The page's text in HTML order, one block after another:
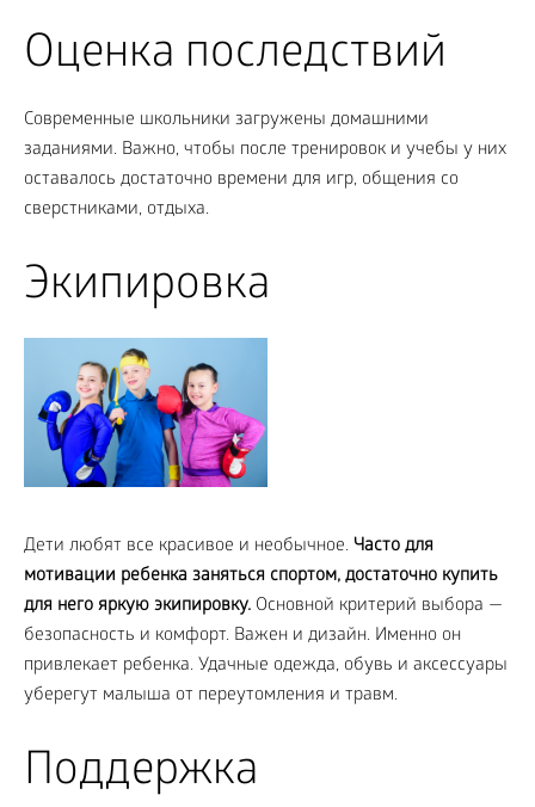
Оценка последствий
Современные школьники загружены домашними
заданиями. Важно, чтобы после тренировок и учебы у них
оставалось достаточно времени для игр, общения со
сверстниками, отдыха.
Экипировка
Дети любят все красивое и необычное. Часто для
мотивации ребенка заняться спортом, достаточно купить
для него яркую экипировку. Основной критерий выбора —
безопасность и комфорт. Важен и дизайн. Именно он
привлекает ребенка. Удачные одежда, обувь и аксессуары
уберегут малыша от переутомления и травм.
Поддержка